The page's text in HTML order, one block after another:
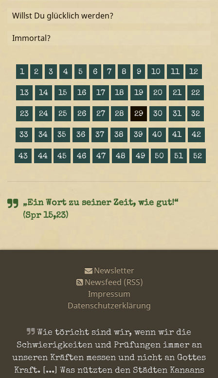
Willst Du glücklich werden?
Immortal?
1 2 3 4 5 6 7 8 9 10 11 12
13 14 15 16 17 18 19 20 21 22
23 24 25 26 27 28 29 30 31 32
33 34 35 36 37 38 39 40 41 42
43 44 45 46 47 48 49 50 51 52
„Ein Wort zu seiner Zeit, wie gut!“
(Spr 15,23)
Newsletter
Newsfeed (RSS)
Impressum
Datenschutzerklärung
Wie töricht sind wir, wenn wir die
Schwierigkeiten und Prüfungen immer an
unseren Kräften messen und nicht an Gottes
Kraft. [...] Was nützten den Städten Kanaans